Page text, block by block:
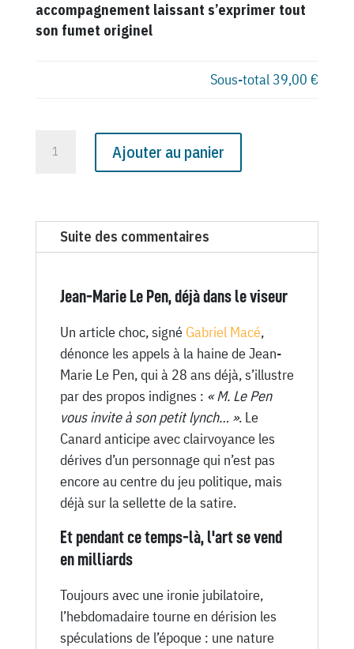
accompagnement laissant s’exprimer tout
son fumet originel
Sous-total39,00 €
du
Canard
1957
Ajouter au panier
Suite des commentaires
Jean-Marie Le Pen, déjà dans le viseur
Un article choc, signé Gabriel Macé,
dénonce les appels à la haine de Jean-
Marie Le Pen, qui à 28 ans déjà, s’illustre
par des propos indignes : « M. Le Pen
vous invite à son petit lynch… ». Le
Canard anticipe avec clairvoyance les
dérives d’un personnage qui n’est pas
encore au centre du jeu politique, mais
déjà sur la sellette de la satire.
Et pendant ce temps-là, l'art se vend
en milliards
Toujours avec une ironie jubilatoire,
l’hebdomadaire tourne en dérision les
spéculations de l’époque : une nature